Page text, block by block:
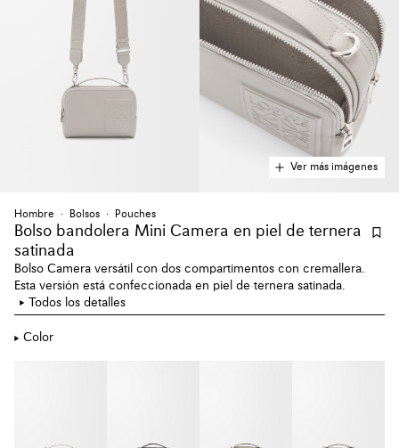
Ver más imágenes
Hombre Bolsos Pouches
Bolso bandolera Mini Camera en piel de ternera
satinada
Bolso Camera versátil con dos compartimentos con cremallera.
Esta versión está confeccionada en piel de ternera satinada.
Todos los detalles
Color